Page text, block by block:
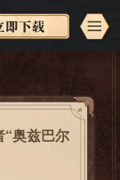
奥兹巴尔